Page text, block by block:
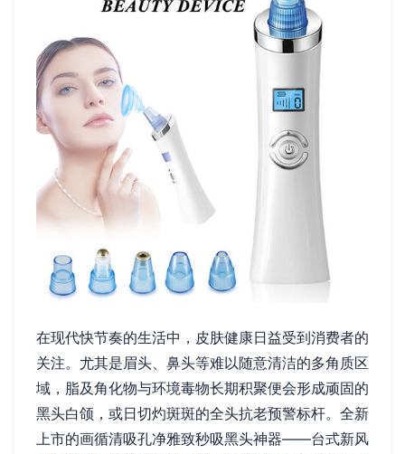
在现代快节奏的生活中，皮肤健康日益受到消费者的
关注。尤其是眉头、鼻头等难以随意清洁的多角质区
域，脂及角化物与环境毒物长期积聚便会形成顽固的
黑头白颌，或日切灼斑斑的全头抗老预警标杆。全新
上市的画循清吸孔净雅致秒吸黑头神器——台式新风